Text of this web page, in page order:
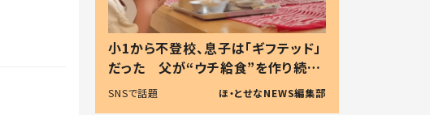
小1から不登校、息子は「ギフテッド」
だった 父が“ウチ給食”を作り続け
る理由とは #令和の親 #令和の子
SNSで話題 ほ・とせなNEWS編集部